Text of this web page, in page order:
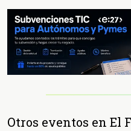
Otros eventos en El